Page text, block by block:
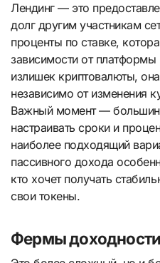
Лендинг — это
долг другим участникам
проценты по ставке,
зависимости от платформы
излишек криптовалюты,
независимо от изменения
Важный момент —
настраивать сроки и
наиболее подходящий
пассивного дохода
кто хочет получать
свои токены.
Фермы